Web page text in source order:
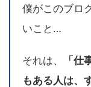
僕がこのブロ
いこと…
それは、
「
もある人は、